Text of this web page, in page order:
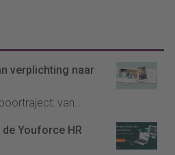
verplichting naar
van...
Youforce HR